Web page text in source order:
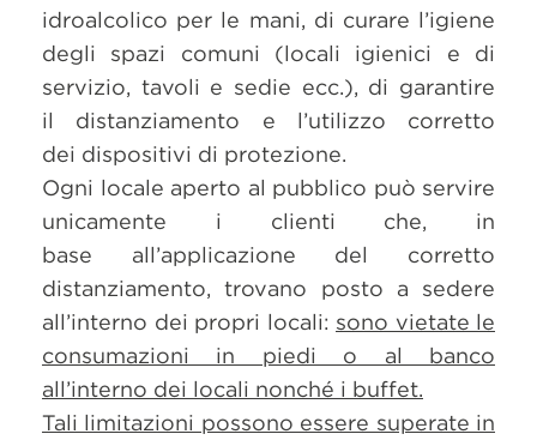
idroalcolico per le mani, di curare l’igiene
degli spazi comuni (locali igienici e di
servizio, tavoli e sedie ecc.), di garantire
il distanziamento e l’utilizzo corretto
dei dispositivi di protezione.
Ogni locale aperto al pubblico può servire
unicamente i clienti che, in
base all’applicazione del corretto
distanziamento, trovano posto a sedere
all’interno dei propri locali: sono vietate le
consumazioni in piedi o al banco
all’interno dei locali nonché i buffet.
Tali limitazioni possono essere superate in